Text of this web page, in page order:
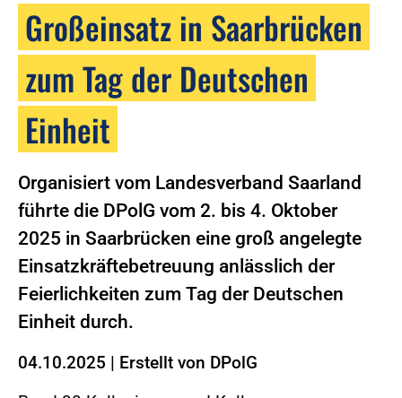
Großeinsatz in Saarbrücken
zum Tag der Deutschen
Einheit
Organisiert vom Landesverband Saarland
führte die DPolG vom 2. bis 4. Oktober
2025 in Saarbrücken eine groß angelegte
Einsatzkräftebetreuung anlässlich der
Feierlichkeiten zum Tag der Deutschen
Einheit durch.
04.10.2025 | Erstellt von DPolG